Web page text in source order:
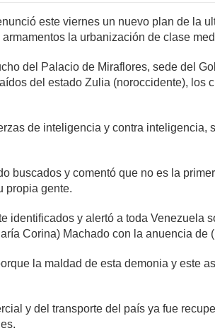
este viernes un nuevo plan de la
la urbanización de clase
del Palacio de Miraflores, sede del
del estado Zulia (noroccidente), los
de inteligencia y contra
buscados y comentó que no es la
propia gente.
identificados y alertó a toda Venezuela
Corina) Machado con la anuencia de
la maldad de esta demonia y este
y del transporte del país ya fue